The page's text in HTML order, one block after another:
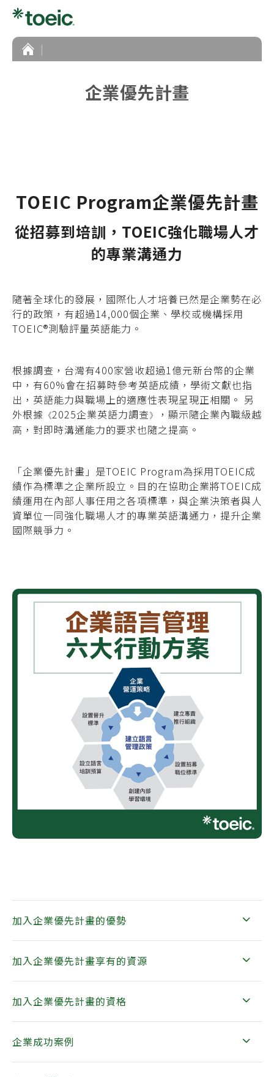
首
頁
企業優先計畫
TOEIC Program企業優先計畫
從招募到培訓，TOEIC強化職場人才
的專業溝通力
隨著全球化的發展，國際化人才培養已然是企業勢在必
行的政策，有超過14,000個企業、學校或機構採用
TOEIC®測驗評量英語能力。
根據調查，台灣有400家營收超過1億元新台幣的企業
中，有60%會在招募時參考英語成績，學術文獻也指
出，英語能力與職場上的適應性表現呈現正相關。 另
外根據
《2025企業英語力調查》
，顯示隨企業內職級越
高，對即時溝通能力的要求也隨之提高。
「企業優先計畫 」是TOEIC Program為採用TOEIC成
績作為標準之企業所設立。目的在協助企業將TOEIC成
績運用在內部人事任用之各項標準，與企業決策者與人
資單位一同強化職場人才的專業英語溝通力，提升企業
國際競爭力。
加入企業優先計畫的優勢
加入企業優先計畫享有的資源
加入企業優先計畫的資格
企業成功案例